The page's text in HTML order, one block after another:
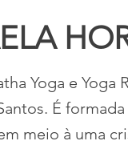
Yoga e Yoga
É
meio à uma